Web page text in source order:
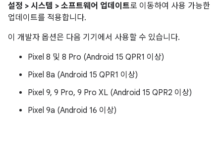
설정 > 시스템 > 소프트웨어 업데이트로 이동하여 사용 가능한
업데이트를 적용합니다.
이 개발자 옵션은 다음 기기에서 사용할 수 있습니다.
Pixel 8 및 8 Pro (Android 15 QPR1 이상)
Pixel 8a (Android 15 QPR1 이상)
Pixel 9, 9 Pro, 9 Pro XL (Android 15 QPR2 이상)
Pixel 9a (Android 16 이상)